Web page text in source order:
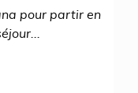
pour partir en